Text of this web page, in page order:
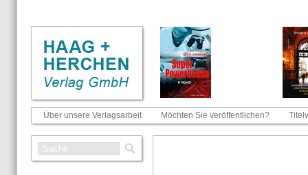
Über unsere Verlagsarbeit Möchten Sie veröffentlichen?